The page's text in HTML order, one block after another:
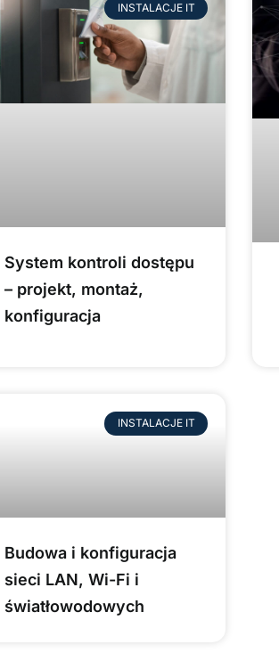
INSTALACJE IT
System kontroli dostępu
– projekt, montaż,
konfiguracja
INSTALACJE IT
Budowa i konfiguracja
sieci LAN, Wi-Fi i
światłowodowych